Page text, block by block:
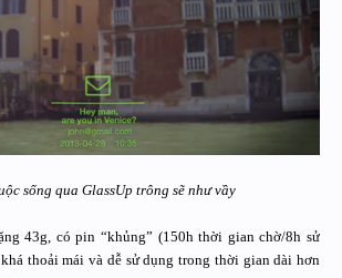
sống qua GlassUp trông sẽ như vầy
43g, có pin “khủng” (150h thời gian chờ/8h sử
thoải mái và dễ sử dụng trong thời gian dài hơn